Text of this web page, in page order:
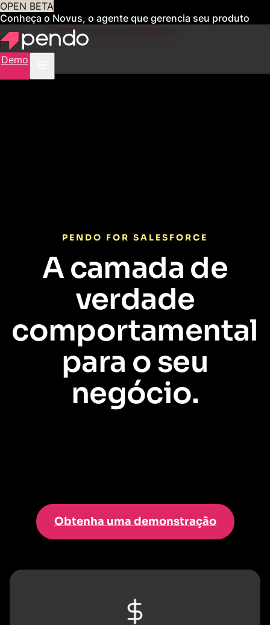
OPEN BETA
Conheça o Novus, o agente que gerencia seu produto
para você Obtenha acesso antecipado
Demo
PENDO FOR SALESFORCE
A camada de
verdade
comportamental
para o seu
negócio.
Obtenha uma demonstração